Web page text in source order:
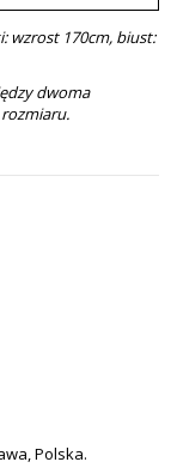
wzrost 170cm, biust:
dwoma
Polska.